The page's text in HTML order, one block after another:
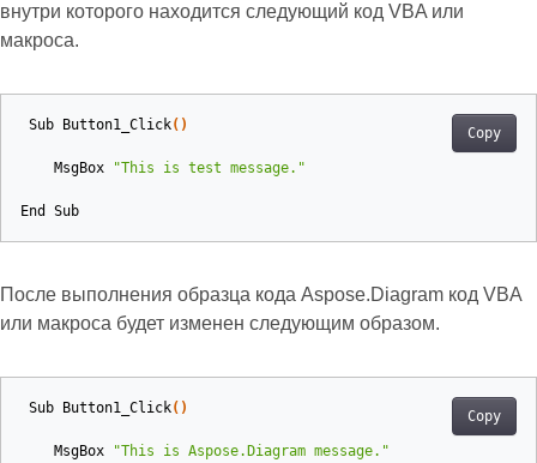
внутри которого находится следующий код VBA или
макроса.
Copy
Sub Button1_Click()
MsgBox "This is test message."
End Sub
После выполнения образца кода Aspose.Diagram код VBA
или макроса будет изменен следующим образом.
Copy
Sub Button1_Click()
MsgBox "This is Aspose.Diagram message."